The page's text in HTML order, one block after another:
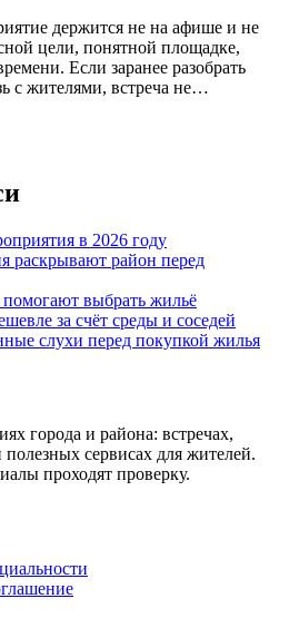
держится не на афише и не
цели, понятной площадке,
Если заранее разобрать
с жителями, встреча не…
в 2026 году
раскрывают район перед
выбрать жильё
за счёт среды и соседей
слухи перед покупкой жилья
города и района: встречах,
сервисах для жителей.
проходят проверку.